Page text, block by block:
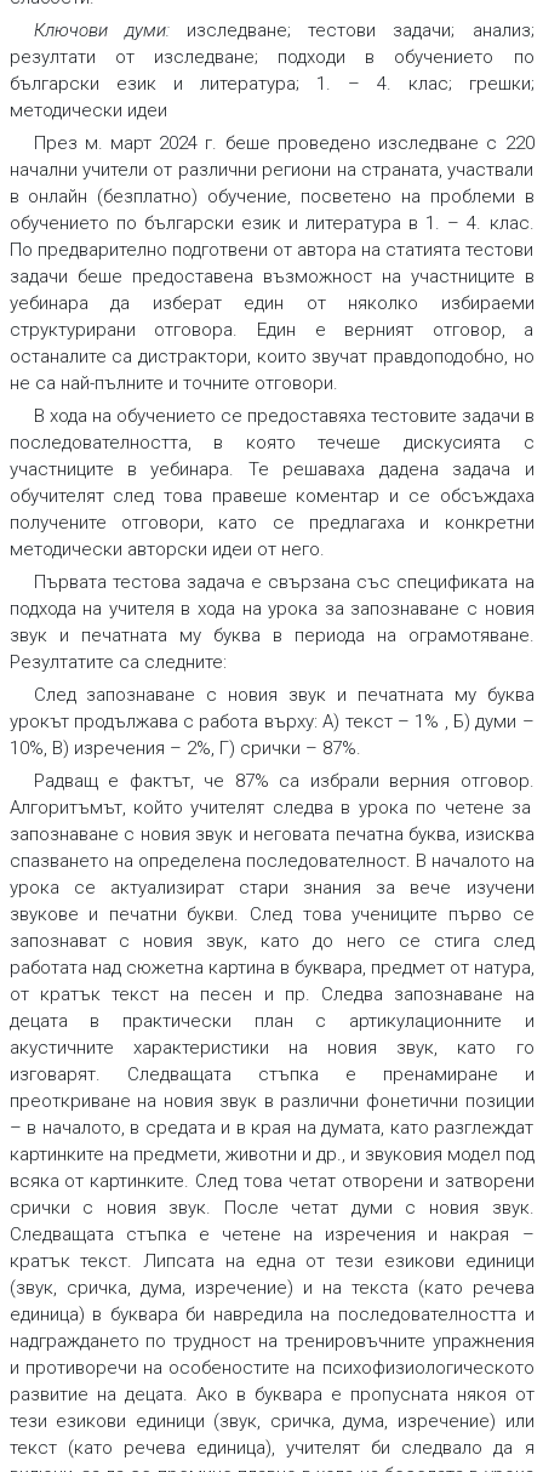
Ключови думи: изследване; тестови задачи; анализ;
резултати от изследване; подходи в обучението по
български език и литература; 1. – 4. клас; грешки;
методически идеи
През м. март 2024 г. беше проведено изследване с 220
начални учители от различни региони на страната, участвали
в онлайн (безплатно) обучение, посветено на проблеми в
обучението по български език и литература в 1. – 4. клас.
По предварително подготвени от автора на статията тестови
задачи беше предоставена възможност на участниците в
уебинара да изберат един от няколко избираеми
структурирани отговора. Един е верният отговор, а
останалите са дистрактори, които звучат правдоподобно, но
не са най-пълните и точните отговори.
В хода на обучението се предоставяха тестовите задачи в
последователността, в която течеше дискусията с
участниците в уебинара. Те решаваха дадена задача и
обучителят след това правеше коментар и се обсъждаха
получените отговори, като се предлагаха и конкретни
методически авторски идеи от него.
Първата тестова задача е свързана със спецификата на
подхода на учителя в хода на урока за запознаване с новия
звук и печатната му буква в периода на ограмотяване.
Резултатите са следните:
След запознаване с новия звук и печатната му буква
урокът продължава с работа върху: А) текст – 1% , Б) думи –
10%, В) изречения – 2%, Г) срички – 87%.
Радващ е фактът, че 87% са избрали верния отговор.
Алгоритъмът, който учителят следва в урока по четене за
запознаване с новия звук и неговата печатна буква, изисква
спазването на определена последователност. В началото на
урока се актуализират стари знания за вече изучени
звукове и печатни букви. След това учениците първо се
запознават с новия звук, като до него се стига след
работата над сюжетна картина в буквара, предмет от натура,
от кратък текст на песен и пр. Следва запознаване на
децата в практически план с артикулационните и
акустичните характеристики на новия звук, като го
изговарят. Следващата стъпка е пренамиране и
преоткриване на новия звук в различни фонетични позиции
– в началото, в средата и в края на думата, като разглеждат
картинките на предмети, животни и др., и звуковия модел под
всяка от картинките. След това четат отворени и затворени
срички с новия звук. После четат думи с новия звук.
Следващата стъпка е четене на изречения и накрая –
кратъктекст. Липсата на една от тези езикови единици
(звук, сричка, дума, изречение) и на текста (като речева
единица) в буквара би навредила на последователността и
надграждането по трудност на тренировъчните упражнения
и противоречи на особеностите на психофизиологическото
развитие на децата. Ако в буквара е пропусната някоя от
тези езикови единици (звук, сричка, дума, изречение) или
текст(като речева единица), учителят би следвало да я